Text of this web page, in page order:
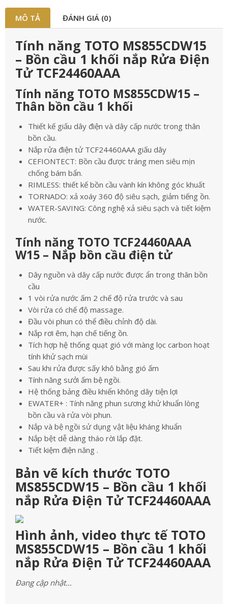
MÔ TẢ ĐÁNH GIÁ (0)
Tính năng TOTO MS855CDW15
– Bồn cầu 1 khối nắp Rửa Điện
Tử TCF24460AAA
Tính năng TOTO MS855CDW15 –
Thân bồn cầu 1 khối
Thiết kế giấu dây điện và dây cấp nước trong thân
bồn cầu.
Nắp rửa điện tử TCF24460AAA giấu dây
CEFIONTECT: Bồn cầu được tráng men siêu mịn
chống bám bẩn.
RIMLESS: thiết kế bồn cầu vành kín không góc khuất
TORNADO: xả xoáy 360 độ siêu sạch, giảm tiếng ồn.
WATER-SAVING: Công nghệ xả siêu sạch và tiết kiệm
nước.
Tính năng TOTO TCF24460AAA
W15 – Nắp bồn cầu điện tử
Dây nguồn và dây cấp nước được ẩn trong thân bồn
cầu
1 vòi rửa nước ấm 2 chế độ rửa trước và sau
Vòi rửa có chế độ massage.
Đầu vòi phun có thể điều chỉnh độ dài.
Nắp rơi êm, hạn chế tiếng ồn.
Tích hợp hệ thống quạt gió với màng lọc carbon hoạt
tính khử sạch mùi
Sau khi rửa được sấy khô bằng gió ấm
Tính năng sưởi ấm bệ ngồi.
Hệ thống bảng điều khiển không dây tiện lợi
EWATER+ : Tính năng phun sương khử khuẩn lòng
bồn cầu và rửa vòi phun.
Nắp và bệ ngồi sử dụng vật liệu kháng khuẩn
Nắp bệt dễ dàng tháo rời lắp đặt.
Tiết kiệm điện năng .
Bản vẽ kích thước TOTO
MS855CDW15 – Bồn cầu 1 khối
nắp Rửa Điện Tử TCF24460AAA
Hình ảnh, video thực tế TOTO
MS855CDW15 – Bồn cầu 1 khối
nắp Rửa Điện Tử TCF24460AAA
Đang cập nhật…